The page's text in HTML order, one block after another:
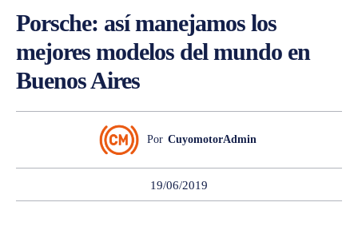
Porsche: así manejamos los
mejores modelos del mundo en
Buenos Aires
Por CuyomotorAdmin
19/06/2019